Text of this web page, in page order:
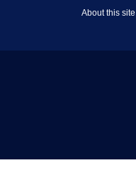
About this site